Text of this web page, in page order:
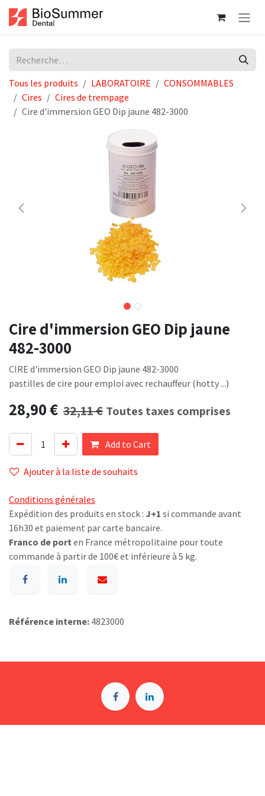
Se rendre au contenu
Tous les produits LABORATOIRE
CONSOMMABLES
Cires
Cires de trempage
Cire d'immersion GEO Dip jaune 482-3000
Cire d'immersion GEO Dip jaune
482-3000
CIRE d'immersion GEO Dip jaune 482-3000
pastilles de cire pour emploi avec rechauffeur (hotty ...)
28,90€ 32,11€ Toutes taxes comprises
Add to Cart
Ajouter à la liste de souhaits
Conditions générales
Expédition des produits en stock : J+1 si commande avant
16h30 et paiement par carte bancaire.
Franco de port en France métropolitaine pour toute
commande à partir de 100€ et inférieure à 5 kg.
Référence interne: 4823000